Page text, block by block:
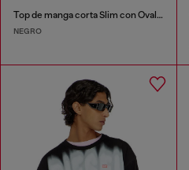
Top de manga corta Slim con Oval D cortado a láser
NEGRO